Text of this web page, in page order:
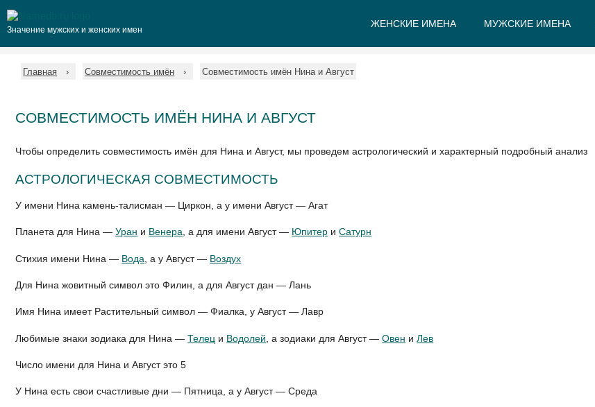
Значение мужских и женских имен
ЖЕНСКИЕ ИМЕНА МУЖСКИЕ ИМЕНА
Главная Совместимость имён Совместимость имён Нина и Август
СОВМЕСТИМОСТЬ ИМЁН НИНА И АВГУСТ
Чтобы определить совместимость имён для Нина и Август, мы проведем астрологический и характерный подробный анализ
АСТРОЛОГИЧЕСКАЯ СОВМЕСТИМОСТЬ
У имени Нина камень-талисман — Циркон, а у имени Август — Агат
Планета для Нина —Уран и Венера , а для имени Август — Юпитер иСатурн
Стихия имени Нина — Вода , а у Август — Воздух
Для Нина жовитный символ это Филин, а для Август дан — Лань
Имя Нина имеет Растительный символ — Фиалка, у Август — Лавр
Любимые знаки зодиака для Нина —Телец и Водолей , а зодиаки для Август —Овен иЛев
Число имени для Нина и Август это 5
У Нина есть свои счастливые дни — Пятница, а у Август — Среда